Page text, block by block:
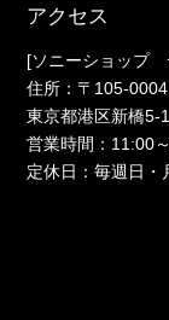
アクセス
[ソニーショップ
住所：〒105-0004
東京都港区新橋
営業時間：11:00
定休日：毎週日・